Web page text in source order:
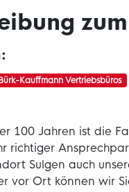
Kauffmann Vertriebsbüros
100 Jahren ist die
richtiger
Sulgen auch
vor Ort können wir